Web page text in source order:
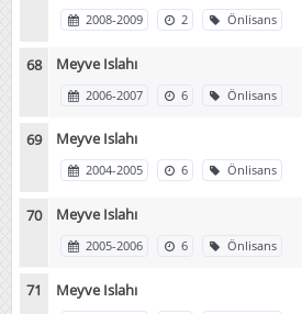
2008-2009 2 Önlisans
Meyve Islahı
2006-2007 6 Önlisans
Meyve Islahı
2004-2005 6 Önlisans
Meyve Islahı
2005-2006 6 Önlisans
Meyve Islahı